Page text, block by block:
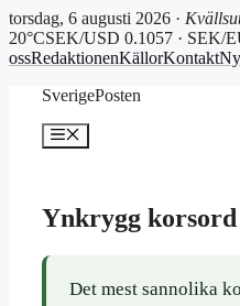
torsdag, 6 augusti 2026 ·
20°CSEK/USD 0.1057 · SEK/
ossRedaktionenKällorKontakt
SverigePosten
Meny
Ynkrygg korsord
Det mest sannolika